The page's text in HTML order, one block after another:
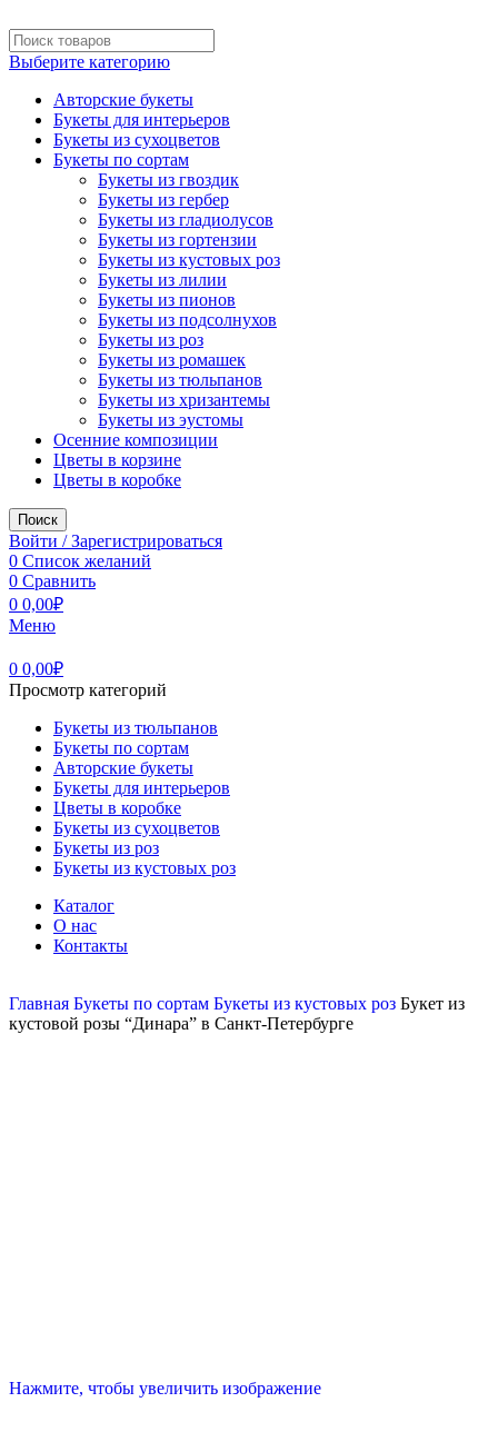
Выберите категорию
Авторские букеты
Букеты для интерьеров
Букеты из сухоцветов
Букеты по сортам
Букеты из гвоздик
Букеты из гербер
Букеты из гладиолусов
Букеты из гортензии
Букеты из кустовых роз
Букеты из лилии
Букеты из пионов
Букеты из подсолнухов
Букеты из роз
Букеты из ромашек
Букеты из тюльпанов
Букеты из хризантемы
Букеты из эустомы
Осенние композиции
Цветы в корзине
Цветы в коробке
Поиск
Войти / Зарегистрироваться
0 Список желаний
0 Сравнить
0 0,00₽
Меню
0 0,00₽
Просмотр категорий
Букеты из тюльпанов
Букеты по сортам
Авторские букеты
Букеты для интерьеров
Цветы в коробке
Букеты из сухоцветов
Букеты из роз
Букеты из кустовых роз
Каталог
О нас
Контакты
Главная Букеты по сортам Букеты из кустовых роз Букет из
кустовой розы “Динара” в Санкт-Петербурге
Нажмите, чтобы увеличить изображение